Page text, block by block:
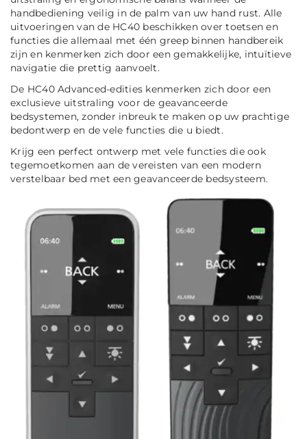
handbediening veilig in de palm van uw hand rust. Alle
uitvoeringen van de HC40 beschikken over toetsen en
functies die allemaal met één greep binnen handbereik
zijn en kenmerken zich door een gemakkelijke, intuïtieve
navigatie die prettig aanvoelt.
De HC40 Advanced-edities kenmerken zich door een
exclusieve uitstraling voor de geavanceerde
bedsystemen, zonder inbreuk te maken op uw prachtige
bedontwerp en de vele functies die u biedt.
Krijg een perfect ontwerp met vele functies die ook
tegemoetkomen aan de vereisten van een modern
verstelbaar bed met een geavanceerde bedsysteem.